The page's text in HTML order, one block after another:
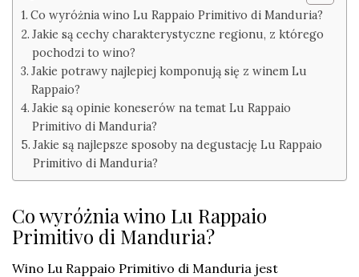
Co wyróżnia wino Lu Rappaio Primitivo di Manduria?
Jakie są cechy charakterystyczne regionu, z którego
pochodzi to wino?
Jakie potrawy najlepiej komponują się z winem Lu
Rappaio?
Jakie są opinie koneserów na temat Lu Rappaio
Primitivo di Manduria?
Jakie są najlepsze sposoby na degustację Lu Rappaio
Primitivo di Manduria?
Co wyróżnia wino Lu Rappaio
Primitivo di Manduria?
Wino Lu Rappaio Primitivo di Manduria jest